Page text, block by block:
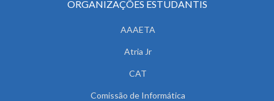
ORGANIZAÇÕES ESTUDANTIS
AAAETA
Atria Jr
CAT
Comissão de Informática